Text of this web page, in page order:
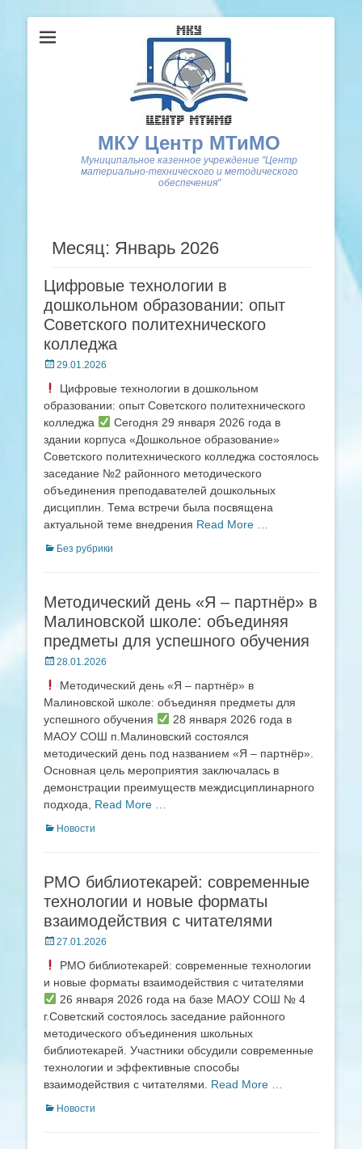
МКУ Центр МТиМО
Муниципальное казенное учреждение "Центр
материально-технического и методического
обеспечения"
Месяц: Январь 2026
Цифровые технологии в
дошкольном образовании: опыт
Советского политехнического
колледжа
Posted
29.01.2026
Цифровые технологии в дошкольном
образовании: опыт Советского политехнического
колледжа
Сегодня 29 января 2026 года в
здании корпуса «Дошкольное образование»
Советского политехнического колледжа состоялось
заседание №2 районного методического
объединения преподавателей дошкольных
дисциплин. Тема встречи была посвящена
актуальной теме внедрения Read More …
Categories
Без рубрики
Методический день «Я – партнёр» в
Малиновской школе: объединяя
предметы для успешного обучения
Posted
28.01.2026
Методический день «Я – партнёр» в
Малиновской школе: объединяя предметы для
успешного обучения
28 января 2026 года в
МАОУ СОШ п.Малиновский состоялся
методический день под названием «Я – партнёр».
Основная цель мероприятия заключалась в
демонстрации преимуществ междисциплинарного
подхода, Read More …
Categories
Новости
РМО библиотекарей: современные
технологии и новые форматы
взаимодействия с читателями
Posted
27.01.2026
РМО библиотекарей: современные технологии
и новые форматы взаимодействия с читателями
26 января 2026 года на базе МАОУ СОШ № 4
г.Советский состоялось заседание районного
методического объединения школьных
библиотекарей. Участники обсудили современные
технологии и эффективные способы
взаимодействия с читателями. Read More …
Categories
Новости